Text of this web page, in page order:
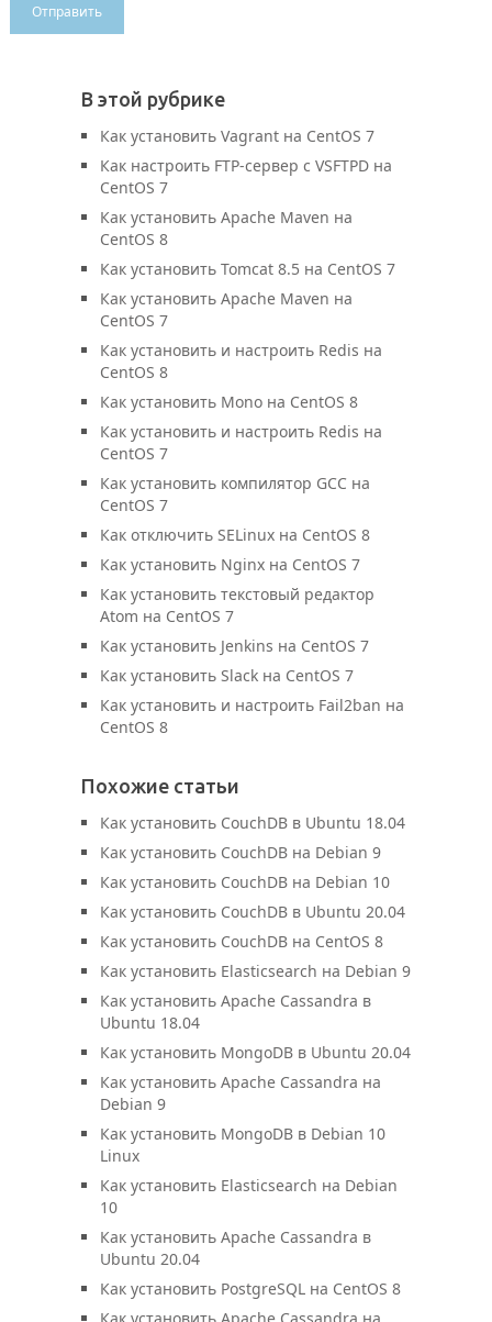
В этой рубрике
Как установить Vagrant на CentOS 7
Как настроить FTP-сервер с VSFTPD на
CentOS 7
Как установить Apache Maven на
CentOS 8
Как установить Tomcat 8.5 на CentOS 7
Как установить Apache Maven на
CentOS 7
Как установить и настроить Redis на
CentOS 8
Как установить Mono на CentOS 8
Как установить и настроить Redis на
CentOS 7
Как установить компилятор GCC на
CentOS 7
Как отключить SELinux на CentOS 8
Как установить Nginx на CentOS 7
Как установить текстовый редактор
Atom на CentOS 7
Как установить Jenkins на CentOS 7
Как установить Slack на CentOS 7
Как установить и настроить Fail2ban на
CentOS 8
Похожие статьи
Как установить CouchDB в Ubuntu 18.04
Как установить CouchDB на Debian 9
Как установить CouchDB на Debian 10
Как установить CouchDB в Ubuntu 20.04
Как установить CouchDB на CentOS 8
Как установить Elasticsearch на Debian 9
Как установить Apache Cassandra в
Ubuntu 18.04
Как установить MongoDB в Ubuntu 20.04
Как установить Apache Cassandra на
Debian 9
Как установить MongoDB в Debian 10
Linux
Как установить Elasticsearch на Debian
10
Как установить Apache Cassandra в
Ubuntu 20.04
Как установить PostgreSQL на CentOS 8